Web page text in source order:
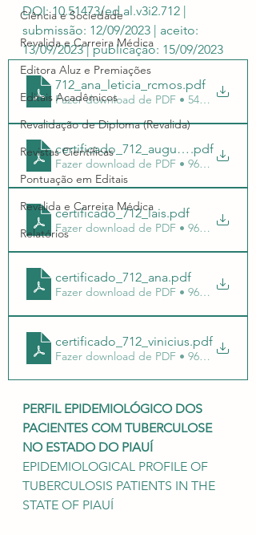
Ciência e Sociedade
Revalida e Carreira Médica
Editora Aluz e Premiações
Editais Acadêmicos
Revalidação de Diploma (Revalida)
Revistas Científicas
Pontuação em Editais
Revalida e Carreira Médica
Relatórios
DOI: 10.51473/ed.al.v3i2.712 |
submissão: 12/09/2023 | aceito:
13/09/2023 | publicação: 15/09/2023
712_ana_leticia_rcmos.pdf
Fazer download de PDF • 540KB
certificado_712_augusto.pdf
Fazer download de PDF • 965KB
certificado_712_lais.pdf
Fazer download de PDF • 965KB
certificado_712_ana.pdf
Fazer download de PDF • 965KB
certificado_712_vinicius.pdf
Fazer download de PDF • 965KB
PERFIL EPIDEMIOLÓGICO DOS
PACIENTES COM TUBERCULOSE
NO ESTADO DO PIAUÍ
EPIDEMIOLOGICAL PROFILE OF
TUBERCULOSIS PATIENTS IN THE
STATE OF PIAUÍ